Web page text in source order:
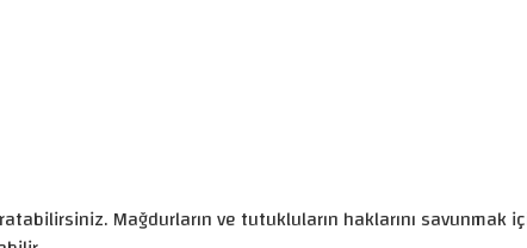
Mağdurların ve tutukluların haklarını